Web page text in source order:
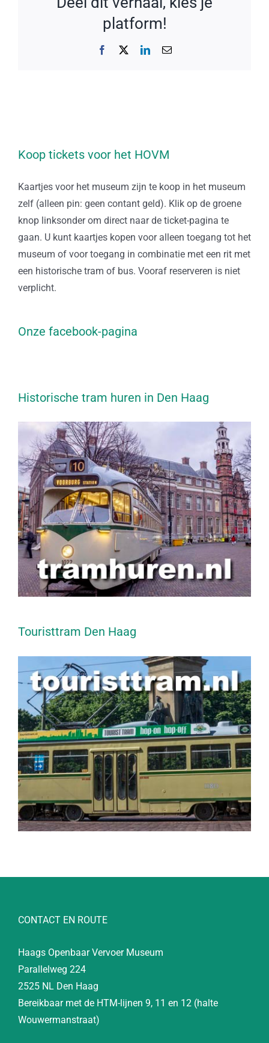
platform!
Facebook LinkedIn
E-
Koop tickets voor het HOVM
Kaartjes voor het museum zijn te koop in het museum
zelf (alleen pin: geen contant geld). Klik op de groene
knop linksonder om direct naar de ticket-pagina te
gaan. U kunt kaartjes kopen voor alleen toegang tot het
museum of voor toegang in combinatie met een rit met
een historische tram of bus. Vooraf reserveren is niet
verplicht.
Onze facebook-pagina
Historische tram huren in Den Haag
Touristtram Den Haag
CONTACT EN ROUTE
Haags Openbaar Vervoer Museum
Parallelweg 224
2525 NL Den Haag
Bereikbaar met de HTM-lijnen 9, 11 en 12 (halte
Wouwermanstraat)